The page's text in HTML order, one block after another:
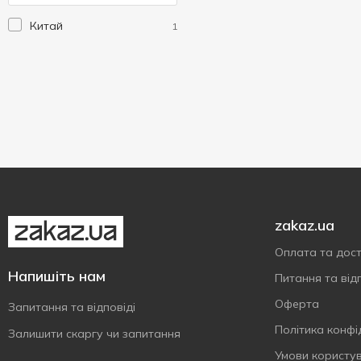
Setty 3
Китай 1
Напишіть нам
Запитання та відповіді
Залишити скаргу чи запитання
zakaz.ua
Оплата та
Питання та
Оферта
Політика
Умови